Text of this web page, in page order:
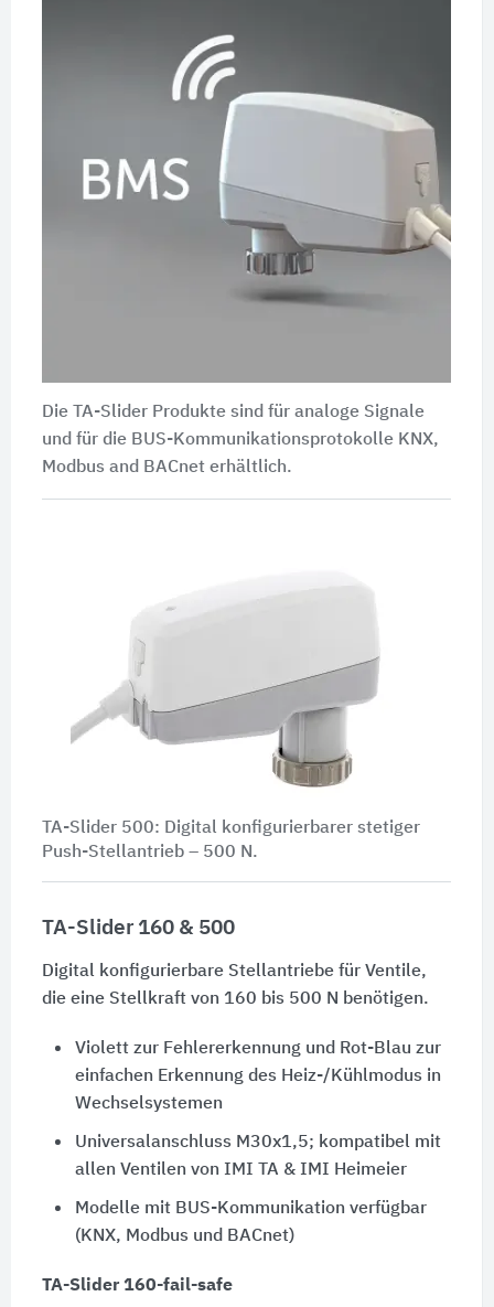
Die TA-Slider Produkte sind für analoge Signale
und für die BUS-Kommunikationsprotokolle KNX,
Modbus and BACnet erhältlich.
TA-Slider 500: Digital konfigurierbarer stetiger
Push-Stellantrieb – 500 N.
TA-Slider 160 & 500
Digital konfigurierbare Stellantriebe für Ventile,
die eine Stellkraft von 160 bis 500 N benötigen.
Violett zur Fehlererkennung und Rot-Blau zur
einfachen Erkennung des Heiz-/Kühlmodus in
Wechselsystemen
Universalanschluss M30x1,5; kompatibel mit
allen Ventilen von IMI TA & IMI Heimeier
Modelle mit BUS-Kommunikation verfügbar
(KNX, Modbus und BACnet)
TA-Slider 160-fail-safe